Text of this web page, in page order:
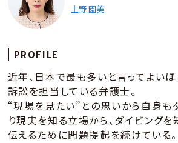
上野 園美
PROFILE
近年、日本で最も多いと言ってよいほ
訴訟を担当している弁護士。
“現場を見たい”との思いから自身も
り現実を知る立場から、ダイビング
伝えるために問題提起を続けている。